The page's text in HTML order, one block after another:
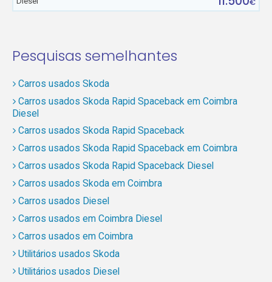
€
Pesquisas semelhantes
Carros usados Skoda
Carros usados Skoda Rapid Spaceback em Coimbra
Diesel
Carros usados Skoda Rapid Spaceback
Carros usados Skoda Rapid Spaceback em Coimbra
Carros usados Skoda Rapid Spaceback Diesel
Carros usados Skoda em Coimbra
Carros usados Diesel
Carros usados em Coimbra Diesel
Carros usados em Coimbra
Utilitários usados Skoda
Utilitários usados Diesel